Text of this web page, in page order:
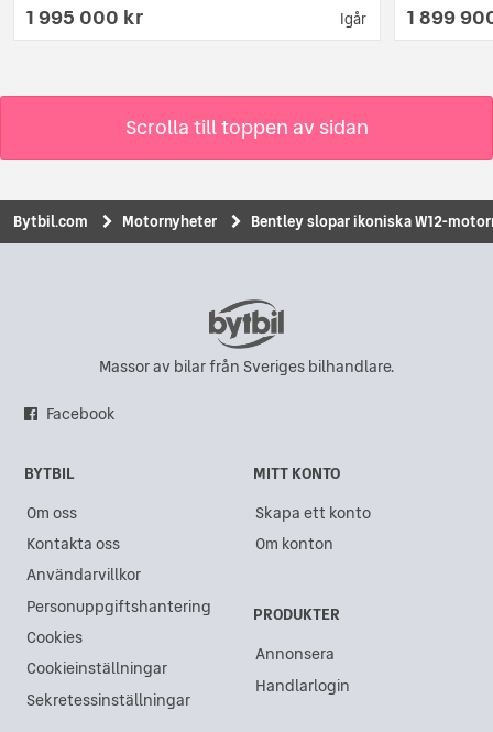
Igår
1 995 000 kr 1 899
Scrolla till toppen av sidan
Bytbil.com Motornyheter Bentley slopar ikoniska W12-
Massor av bilar från Sveriges bilhandlare.
Facebook
BYTBIL
Om oss
Kontakta oss
Användarvillkor
Personuppgiftshantering
Cookies
Cookieinställningar
Sekretessinställningar
MITT KONTO
Skapa ett konto
Om konton
PRODUKTER
Annonsera
Handlarlogin